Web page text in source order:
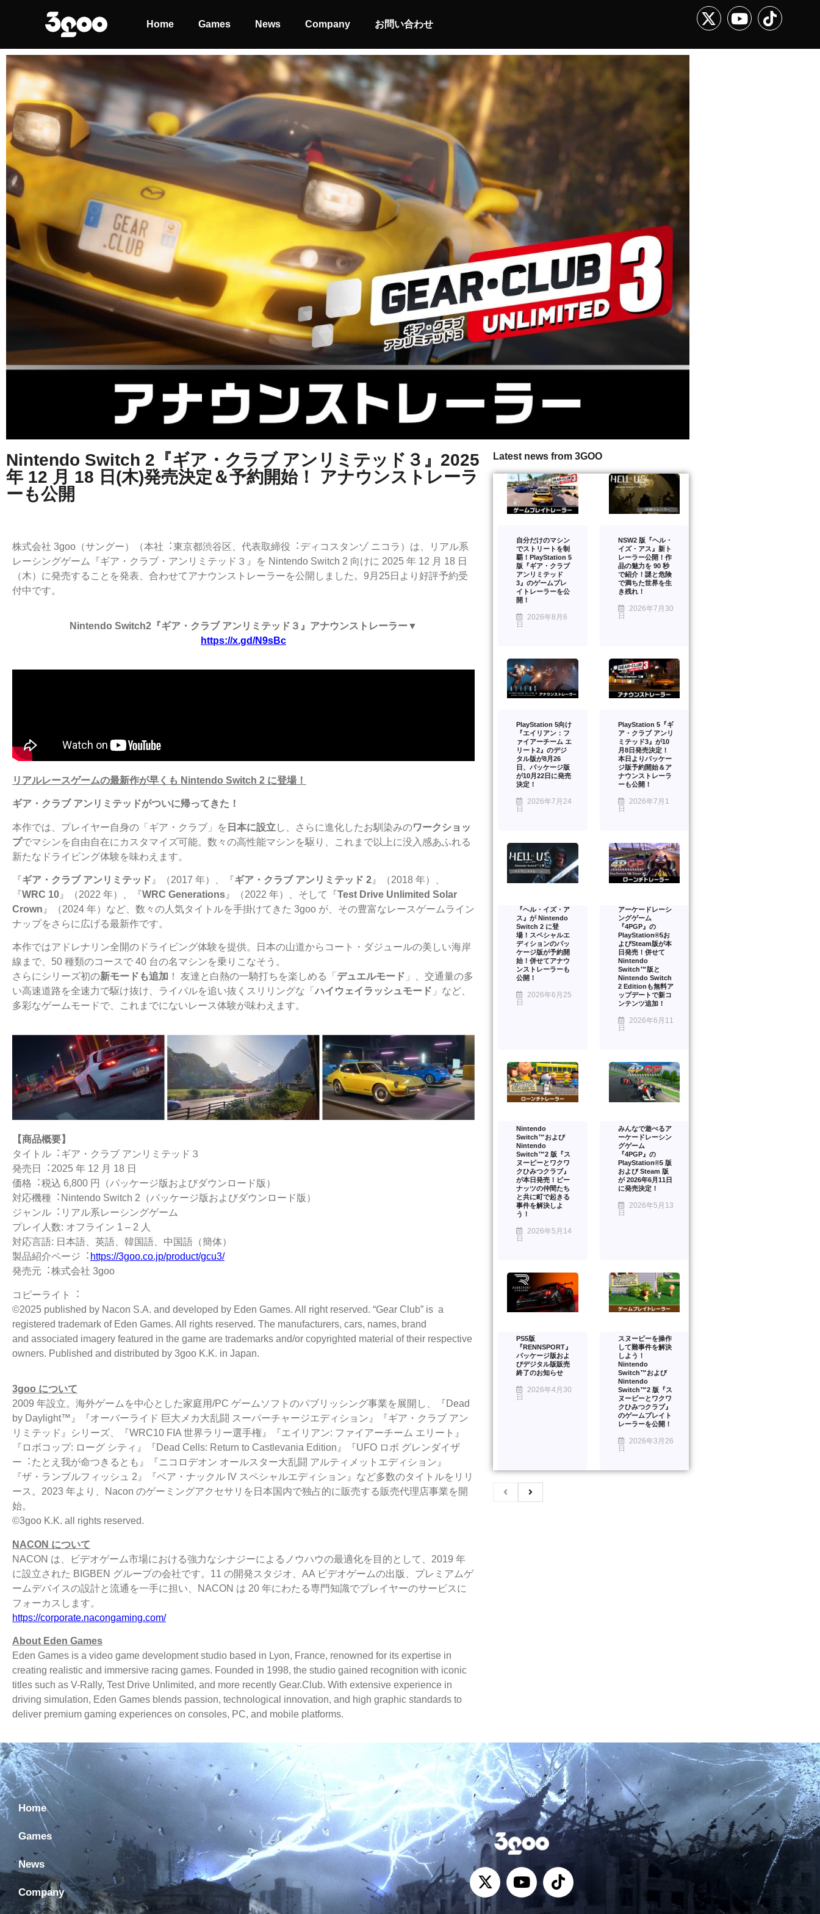
Home Games News Company お問い合わせ
Nintendo Switch 2『ギア・クラブ アンリミテッド３』2025
年 12 ⽉ 18 ⽇(⽊)発売決定＆予約開始！ アナウンストレーラ
ーも公開
株式会社 3goo（サングー）（本社︓東京都渋⾕区、代表取締役︓ディコスタンゾ ニコラ）は、リアル系
レーシングゲーム『ギア・クラブ・アンリミテッド３』を Nintendo Switch 2 向けに 2025 年 12 ⽉ 18 ⽇
（⽊）に発売することを発表、合わせてアナウンストレーラーを公開しました。9月25日より好評予約受
付中です。
Nintendo Switch2『ギア・クラブ アンリミテッド３』アナウンストレーラー▼
https://x.gd/N9sBc
リアルレースゲームの最新作が早くも Nintendo Switch 2 に登場！
ギア・クラブ アンリミテッドがついに帰ってきた！
本作では、プレイヤー⾃⾝の「ギア・クラブ」を ⽇本に設⽴ し、さらに進化したお馴染みのワークショッ
プでマシンを⾃由⾃在にカ スタマイズ可能。数々の⾼性能マシンを駆り、これまで以上に没⼊感あふれる
新たなドライビング体験を味わえます。
『ギア・クラブ アンリミテッド 』（2017 年）、『ギア・クラブ アンリミテッド 2 』（2018 年）、
『WRC 10 』（2022 年）、 『WRC Generations 』（2022 年）、そして『Test Drive Unlimited Solar
Crown 』（2024 年）など、数々の ⼈気タイトルを⼿掛けてきた 3goo が、その豊富なレースゲームライン
ナップをさらに広げる最新作です。
本作ではアドレナリン全開のドライビング体験を提供。⽇本の⼭道からコート・ダジュールの美しい海岸
線まで、50 種類のコース で 40 台の名マシンを乗りこなそう。
さらにシリーズ初の新モードも追加 ！ 友達と⽩熱の⼀騎打ちを楽しめる「 デュエルモード 」、交通量の多
い⾼速道路を全速⼒で駆け抜け、ライバルを追い抜くスリリングな「ハイウェイラッシュモード 」など、
多彩なゲームモードで、これまでにないレース体験が味わえます。
【商品概要】
タイトル︓ギア・クラブ アンリミテッド３
発売⽇︓2025 年 12 ⽉ 18 ⽇
価格︓税込 6,800 円（パッケージ版およびダウンロード版）
対応機種︓Nintendo Switch 2（パッケージ版およびダウンロード版）
ジャンル︓リアル系レーシングゲーム
プレイ⼈数: オフライン 1 – 2 ⼈
対応⾔語: ⽇本語、英語、韓国語、中国語（簡体）
製品紹介ページ︓ https://3goo.co.jp/product/gcu3/
発売元︓株式会社 3goo
コピーライト︓
©2025 published by Nacon S.A. and developed by Eden Games. All right reserved. “Gear Club” is a
registered trademark of Eden Games. All rights reserved. The manufacturers, cars, names, brand
and associated imagery featured in the game are trademarks and/or copyrighted material of their respective
owners. Published and distributed by 3goo K.K. in Japan.
3goo について
2009 年設⽴。海外ゲームを中⼼とした家庭⽤/PC ゲームソフトのパブリッシング事業を展開し、『Dead
by Daylight™』『オーバーライド 巨⼤メカ⼤乱闘 スーパーチャージエディション』『ギア・クラブ アン
リミテッド』シリーズ、『WRC10 FIA 世界ラリー選⼿権』『エイリアン: ファイアーチーム エリート』
『ロボコップ: ローグ シティ』『Dead Cells: Return to Castlevania Edition』『UFO ロボ グレンダイザ
ー︓たとえ我が命つきるとも』『ニコロデオン オールスター⼤乱闘 アルティメットエディション』
『ザ・ランブルフィッシュ 2』『ベア・ナックル IV スペシャルエディション』 など多数のタイトルをリリ
ース。2023 年より、Nacon のゲーミングアクセサリを⽇本国内で独占的に販売する販売代理店事業を開
始。
©3goo K.K. all rights reserved.
NACON について
NACON は、ビデオゲーム市場における強⼒なシナジーによるノウハウの最適化を⽬的として、2019 年
に設⽴された BIGBEN グループの会社です。11 の開発スタジオ、AA ビデオゲームの出版、プレミアムゲ
ームデバイスの設計と流通を⼀⼿に担い、NACON は 20 年にわた る専⾨知識でプレイヤーのサービスに
フォーカスします。
https://corporate.nacongaming.com/
About Eden Games
Eden Games is a video game development studio based in Lyon, France, renowned for its expertise in
creating realistic and immersive racing games. Founded in 1998, the studio gained recognition with iconic
titles such as V-Rally, Test Drive Unlimited, and more recently Gear.Club. With extensive experience in
driving simulation, Eden Games blends passion, technological innovation, and high graphic standards to
deliver premium gaming experiences on consoles, PC, and mobile platforms.
Latest news from 3GOO
自分だけのマシン
でストリートを制
覇！PlayStation 5
版『ギア・クラブ
アンリミテッド
3』のゲームプレ
イトレーラーを公
開！
2026年8月6
日
NSW2 版『ヘル・
イズ・アス』新ト
レーラー公開！作
品の魅力を 90 秒
で紹介！謎と危険
で満ちた世界を生
き残れ！
2026年7月30
日
PlayStation 5向け
『エイリアン：フ
ァイアーチーム エ
リート2』のデジ
タル版が8月26
日、パッケージ版
が10月22日に発売
決定！
2026年7月24
日
PlayStation 5『ギ
ア・クラブ アンリ
ミテッド3』が10
月8日発売決定！
本日よりパッケー
ジ版予約開始＆ア
ナウンストレーラ
ーも公開！
2026年7月1
日
『ヘル・イズ・ア
ス』が Nintendo
Switch 2 に登
場！スペシャルエ
ディションのパッ
ケージ版が予約開
始！併せてアナウ
ンストレーラーも
公開！
2026年6月25
日
アーケードレーシ
ングゲーム
『4PGP』の
PlayStation®5お
よびSteam版が本
日発売！併せて
Nintendo
Switch™版と
Nintendo Switch
2 Editionも無料ア
ップデートで新コ
ンテンツ追加！
2026年6月11
日
Nintendo
Switch™および
Nintendo
Switch™2 版『ス
ヌーピーとワクワ
クひみつクラブ』
が本日発売！ピー
ナッツの仲間たち
と共に町で起きる
事件を解決しよ
う！
2026年5月14
日
みんなで遊べるア
ーケードレーシン
グゲーム
『4PGP』の
PlayStation®5 版
および Steam 版
が 2026年6月11日
に発売決定！
2026年5月13
日
PS5版
『RENNSPORT』
パッケージ版およ
びデジタル版販売
終了のお知らせ
2026年4月30
日
スヌーピーを操作
して難事件を解決
しよう！
Nintendo
Switch™および
Nintendo
Switch™2 版『ス
ヌーピーとワクワ
クひみつクラブ』
のゲームプレイト
レーラーを公開！
2026年3月26
日
Home
Games
News
Company